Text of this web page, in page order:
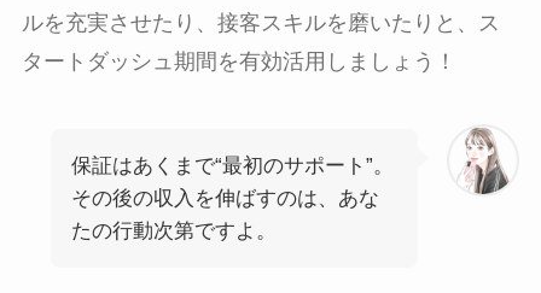
ルを充実させたり、接客スキルを磨いたりと、ス
タートダッシュ期間を有効活用しましょう！
保証はあくまで“最初のサポート”。
その後の収入を伸ばすのは、あな
たの行動次第ですよ。